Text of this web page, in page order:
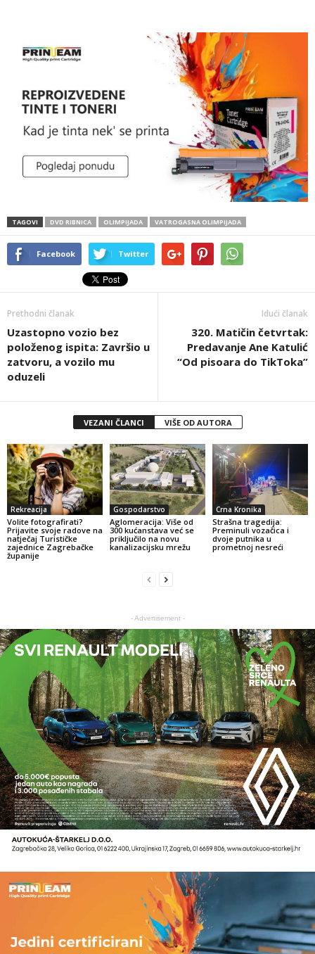
TAGOVI DVD RIBNICA OLIMPIJADA VATROGASNA OLIMPIJADA
Facebook Twitter
Prethodni članak
Uzastopno vozio bez
položenog ispita: Završio u
zatvoru, a vozilo mu
oduzeli
Idući članak
320. Matičin četvrtak:
Predavanje Ane Katulić
“Od pisoara do TikToka”
VEZANI ČLANCI VIŠE OD AUTORA
Rekreacija
Volite fotografirati?
Prijavite svoje radove na
natječaj Turističke
zajednice Zagrebačke
županije
Gospodarstvo
Aglomeracija: Više od
300 kućanstava već se
priključilo na novu
kanalizacijsku mrežu
Crna Kronika
Strašna tragedija:
Preminuli vozačica i
dvoje putnika u
prometnoj nesreći
- Advertisement -